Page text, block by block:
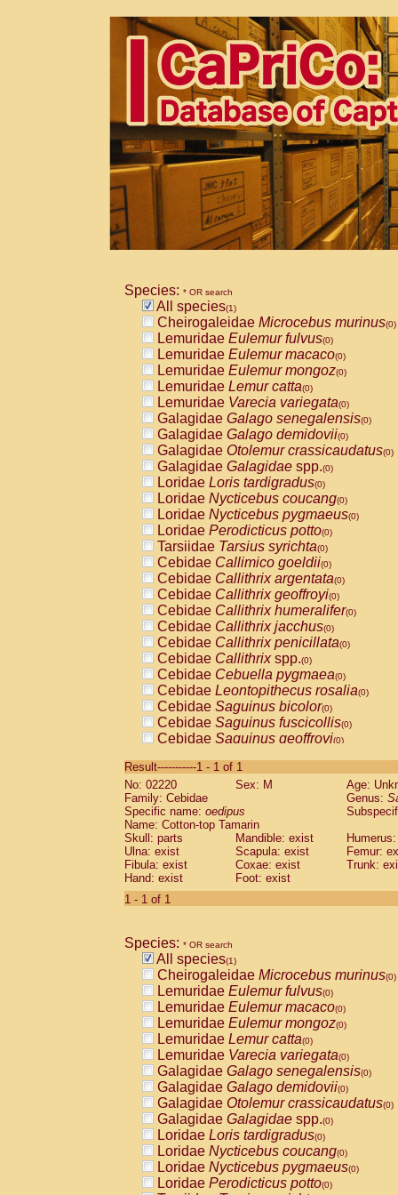
Species: * OR search
All species(1)
Cheirogaleidae Microcebus murinus(0)
Lemuridae Eulemur fulvus(0)
Lemuridae Eulemur macaco(0)
Lemuridae Eulemur mongoz(0)
Lemuridae Lemur catta(0)
Lemuridae Varecia variegata(0)
Galagidae Galago senegalensis(0)
Galagidae Galago demidovii(0)
Galagidae Otolemur crassicaudatus(0)
Galagidae Galagidae spp.(0)
Loridae Loris tardigradus(0)
Loridae Nycticebus coucang(0)
Loridae Nycticebus pygmaeus(0)
Loridae Perodicticus potto(0)
Tarsiidae Tarsius syrichta(0)
Cebidae Callimico goeldii(0)
Cebidae Callithrix argentata(0)
Cebidae Callithrix geoffroyi(0)
Cebidae Callithrix humeralifer(0)
Cebidae Callithrix jacchus(0)
Cebidae Callithrix penicillata(0)
Cebidae Callithrixspp.(0)
Cebidae Cebuella pygmaea(0)
Cebidae Leontopithecus rosalia(0)
Cebidae Saguinus bicolor(0)
Cebidae Saguinus fuscicollis(0)
Cebidae Saguinus geoffroyi(0)
CebidaeSaguinus labiatus(0)
Cebidae Saguinus leucopus (0)
Cebidae
CebidaeSaguinus mystax
Cebidae Saguinus nigricollis (0)
Cebidae Saguinus oedipus
Cebidae Saguinus weddelli
Cebidae Saguinusspp.
Cebidae
CebidaeCebus capucinus
CebidaeCebus nigrivittatus
CebidaeCebus spp.(0)
CebidaeSaimiri boliviensis(0)
CebidaeSaimiri sciureus(0)
AtelidaeAlouatta caraya(0)
AtelidaeAlouatta fusca(0)
AtelidaeAlouatta seniculus(0)
AtelidaeAlouattaspp.(0)
AtelidaeAteles belzebuth(0)
AtelidaeAteles geoffroyi(0)
AtelidaeAteles paniscus(0)
AtelidaeAtelesspp.(0)
AtelidaeLagothrix lagothricha(0)
AtelidaeLagothrix lagothricha cana
PitheciidaeCacajao calvus
Result-----------1 - 1 of 1
No: 02220
Sex: M
Age:
Family: Cebidae
Genus:
Specific name: oedipus
Name: Cotton-top Tamarin
Skull: parts
Mandible: exist
Ulna: exist
Scapula: exist
Femur:
Fibula: exist
Coxae: exist
Trunk:
Hand: exist
Foot: exist
1 - 1 of 1
Species: * OR search
All species(1)
Cheirogaleidae Microcebus murinus(0)
Lemuridae Eulemur fulvus(0)
Lemuridae Eulemur macaco(0)
Lemuridae Eulemur mongoz(0)
Lemuridae Lemur catta(0)
Lemuridae Varecia variegata(0)
Galagidae Galago senegalensis(0)
Galagidae Galago demidovii(0)
Galagidae Otolemur crassicaudatus(0)
Galagidae Galagidae spp.(0)
Loridae Loris tardigradus(0)
Loridae Nycticebus coucang(0)
Loridae Nycticebus pygmaeus(0)
Loridae Perodicticus potto(0)